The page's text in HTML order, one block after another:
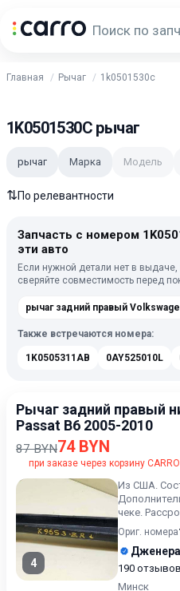
Главная Рычаг 1k0501530c
1K0501530C рычаг
рычаг Марка Модель
⇅По релевантности
Запчасть с номером
эти авто
Если нужной детали нет в выдаче,
сверяйте совместимость перед
Также встречаются номера:
1K0505311AB 0AY525010L
Рычаг задний правый
Passat B6 2005-2010
87 BYN74 BYN
при заказе через корзину CARRO
4
Из США.
чеке.
Ориг. номера
190 отзывов
Минск